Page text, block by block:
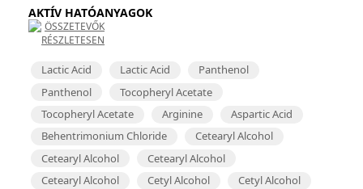
AKTÍV HATÓANYAGOK
ÖSSZETEVŐK
RÉSZLETESEN
Lactic Acid Lactic Acid
Panthenol
Panthenol
Tocopheryl Acetate
Tocopheryl Acetate
Arginine
Aspartic Acid
Behentrimonium Chloride
Cetearyl Alcohol
Cetearyl Alcohol
Cetearyl Alcohol
Cetearyl Alcohol
Cetyl Alcohol
Cetyl Alcohol